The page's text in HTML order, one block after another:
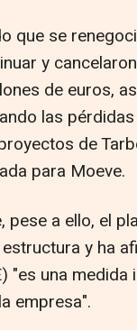
que se
y
de euros,
las
de
para Moeve.
a ello, el
y ha
"es una
empresa".